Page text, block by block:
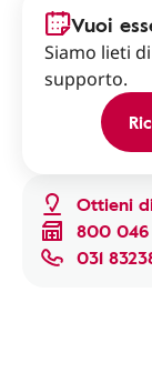
Ottieni
800 046
031
Vuoi
Siamo lieti
supporto.